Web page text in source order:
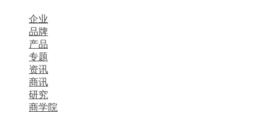
企业
品牌
产品
专题
资讯
商讯
研究
商学院